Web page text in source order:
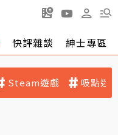
快評雜談 紳士專區
Steam遊戲 吸點迷